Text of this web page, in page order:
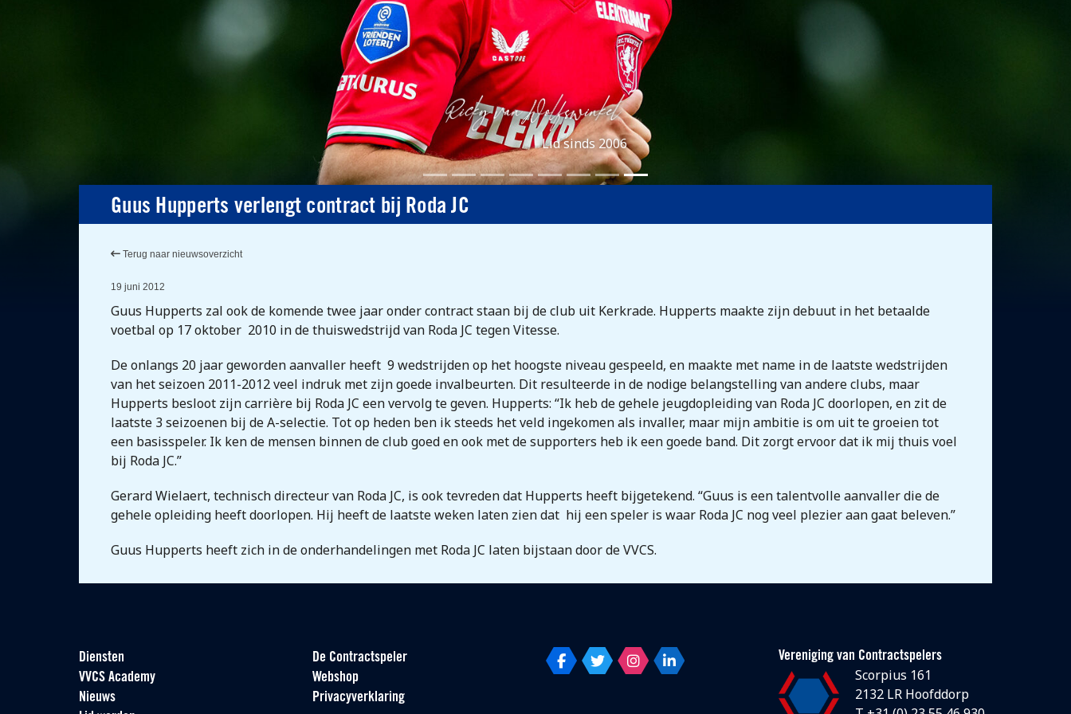
Lid sinds 2006
Guus Hupperts verlengt contract bij Roda JC
Terug naar nieuwsoverzicht
19 juni 2012
Guus Hupperts zal ook de komende twee jaar onder contract staan bij de club uit Kerkrade. Hupperts maakte zijn debuut in het betaalde
voetbal op 17 oktober 2010 in de thuiswedstrijd van Roda JC tegen Vitesse.
De onlangs 20 jaar geworden aanvaller heeft 9 wedstrijden op het hoogste niveau gespeeld, en maakte met name in de laatste wedstrijden
van het seizoen 2011-2012 veel indruk met zijn goede invalbeurten. Dit resulteerde in de nodige belangstelling van andere clubs, maar
Hupperts besloot zijn carrière bij Roda JC een vervolg te geven. Hupperts: “Ik heb de gehele jeugdopleiding van Roda JC doorlopen, en zit de
laatste 3 seizoenen bij de A-selectie. Tot op heden ben ik steeds het veld ingekomen als invaller, maar mijn ambitie is om uit te groeien tot
een basisspeler. Ik ken de mensen binnen de club goed en ook met de supporters heb ik een goede band. Dit zorgt ervoor dat ik mij thuis voel
bij Roda JC.”
Gerard Wielaert, technisch directeur van Roda JC, is ook tevreden dat Hupperts heeft bijgetekend. “Guus is een talentvolle aanvaller die de
gehele opleiding heeft doorlopen. Hij heeft de laatste weken laten zien dat hij een speler is waar Roda JC nog veel plezier aan gaat beleven.”
Guus Hupperts heeft zich in de onderhandelingen met Roda JC laten bijstaan door de VVCS.
Diensten
VVCS Academy
Nieuws
De Contractspeler
Webshop
Privacyverklaring
Vereniging van Contractspelers
Scorpius 161
2132 LR Hoofddorp